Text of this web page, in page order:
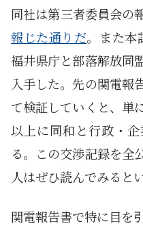
同社は第三者委員会の
報じた通りだ。また本
福井県庁と部落解放同
入手した。先の関電報
て検証していくと、単
以上に同和と行政・
る。この交渉記録を全
人はぜひ読んでみると
関電報告書で特に目を